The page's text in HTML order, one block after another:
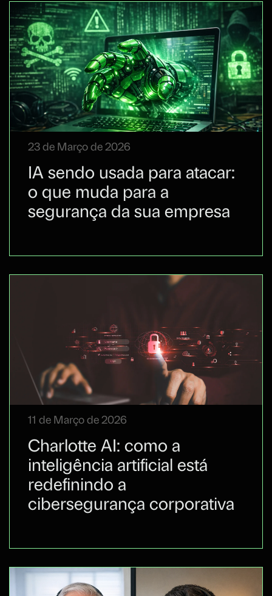
23 de Março de 2026
IA sendo usada para atacar:
o que muda para a
segurança da sua empresa
11 de Março de 2026
Charlotte AI: como a
inteligência artificial está
redefinindo a
cibersegurança corporativa